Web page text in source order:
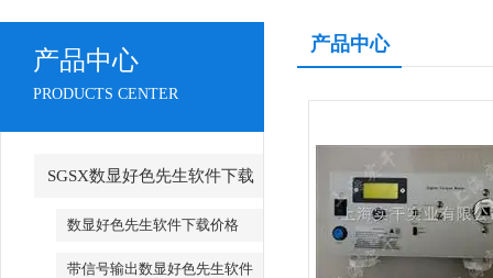
产品中心
PRODUCTS CENTER
SGSX数显好色先生软件下载
_SGSX数显好色先生软件下载
数显好色先生软件下载价格
带信号输出数显好色先生软件
产品中心